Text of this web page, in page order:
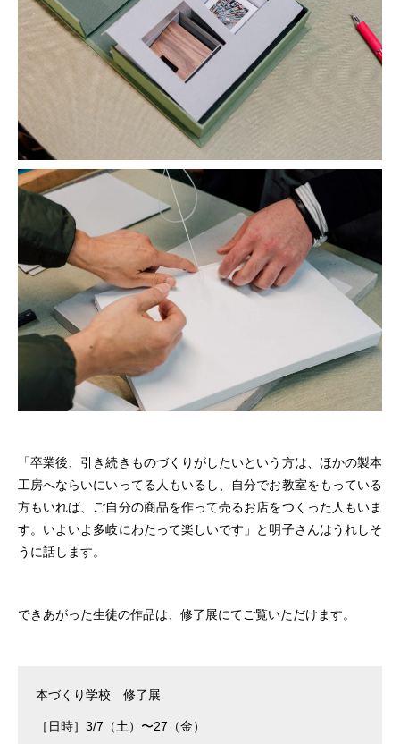
「卒業後、引き続きものづくりがしたいという方は、ほかの製本
工房へならいにいってる人もいるし、自分でお教室をもっている
方もいれば、ご自分の商品を作って売るお店をつくった人もいま
す。いよいよ多岐にわたって楽しいです」と明子さんはうれしそ
うに話します。
できあがった生徒の作品は、修了展にてご覧いただけます。
本づくり学校 修了展
［日時］3/7（土）〜27（金）